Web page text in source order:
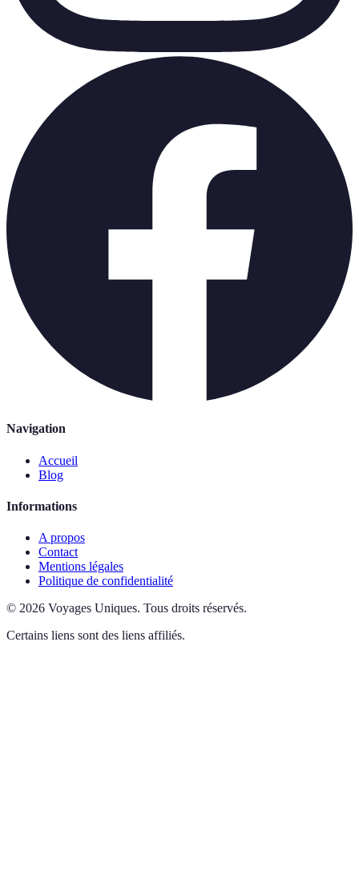
Navigation
Accueil
Blog
Informations
A propos
Contact
Mentions légales
Politique de confidentialité
© 2026 Voyages Uniques. Tous droits réservés.
Certains liens sont des liens affiliés.